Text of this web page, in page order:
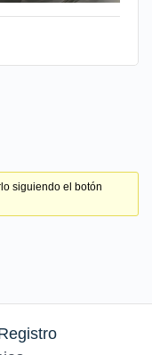
siguiendo el botón